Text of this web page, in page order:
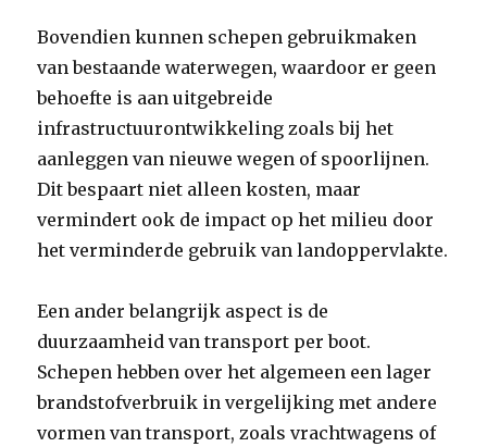
Bovendien kunnen schepen gebruikmaken
van bestaande waterwegen, waardoor er geen
behoefte is aan uitgebreide
infrastructuurontwikkeling zoals bij het
aanleggen van nieuwe wegen of spoorlijnen.
Dit bespaart niet alleen kosten, maar
vermindert ook de impact op het milieu door
het verminderde gebruik van landoppervlakte.
Een ander belangrijk aspect is de
duurzaamheid van transport per boot.
Schepen hebben over het algemeen een lager
brandstofverbruik in vergelijking met andere
vormen van transport, zoals vrachtwagens of